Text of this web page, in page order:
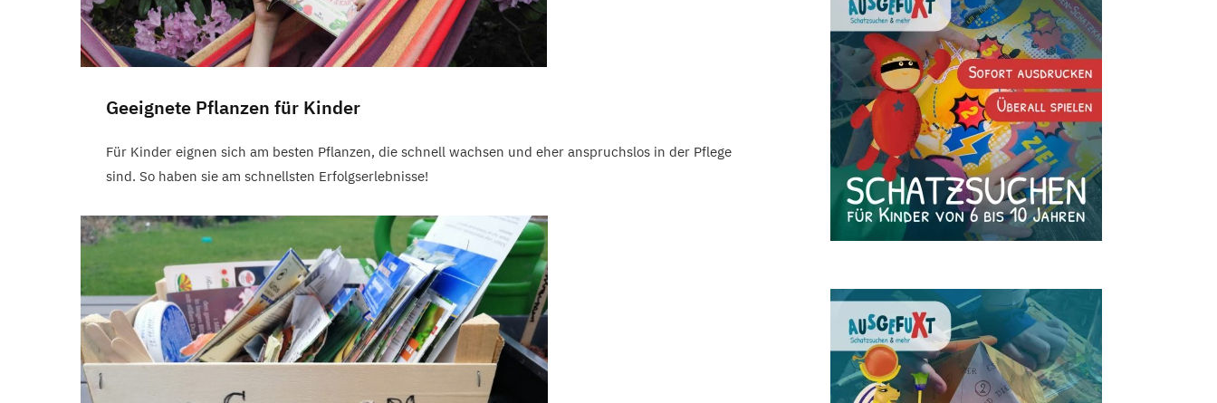
Geeignete Pflanzen für Kinder
Für Kinder eignen sich am besten Pflanzen, die schnell wachsen und eher anspruchslos in der Pflege
sind. So haben sie am schnellsten Erfolgserlebnisse!